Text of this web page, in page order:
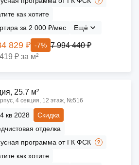
как хотите
за 2 000 ₽/мес
Ещё
829 ₽ -7% 7 994 440 ₽
₽ за м²
25.7 м²
4 секция, 12 этаж, №516
4 кв 2028
Скидка
отделка
программа от ГК ФСК
как хотите